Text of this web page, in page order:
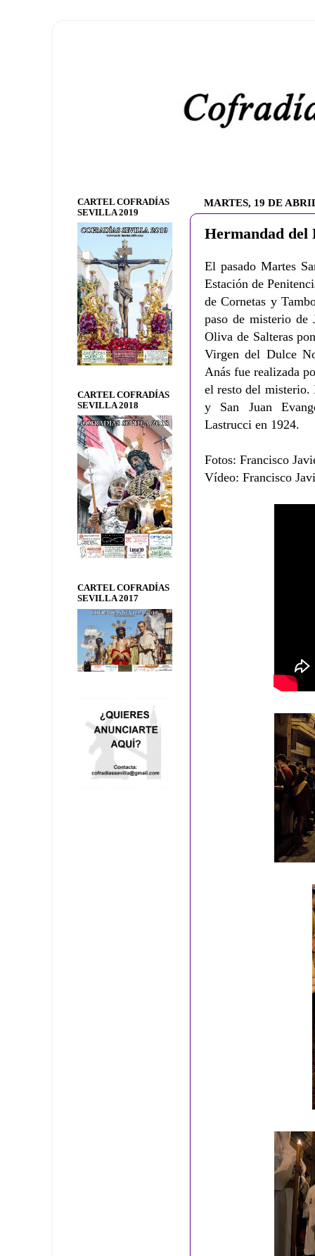
MARTES, 19 DE
Hermandad del
El pasado Martes
Estación de
de Cornetas y
paso de misterio de
Oliva de Salteras
Virgen del Dulce
Anás fue realizada
el resto del misterio.
y San Juan
Lastrucci en 1924.
Fotos: Francisco
Vídeo: Francisco
CARTEL COFRADÍAS
SEVILLA 2019
CARTEL COFRADÍAS
SEVILLA 2018
CARTEL COFRADÍAS
SEVILLA 2017